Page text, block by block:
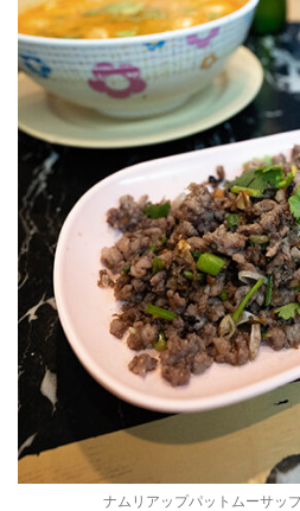
ナムリアップパットムーサッ